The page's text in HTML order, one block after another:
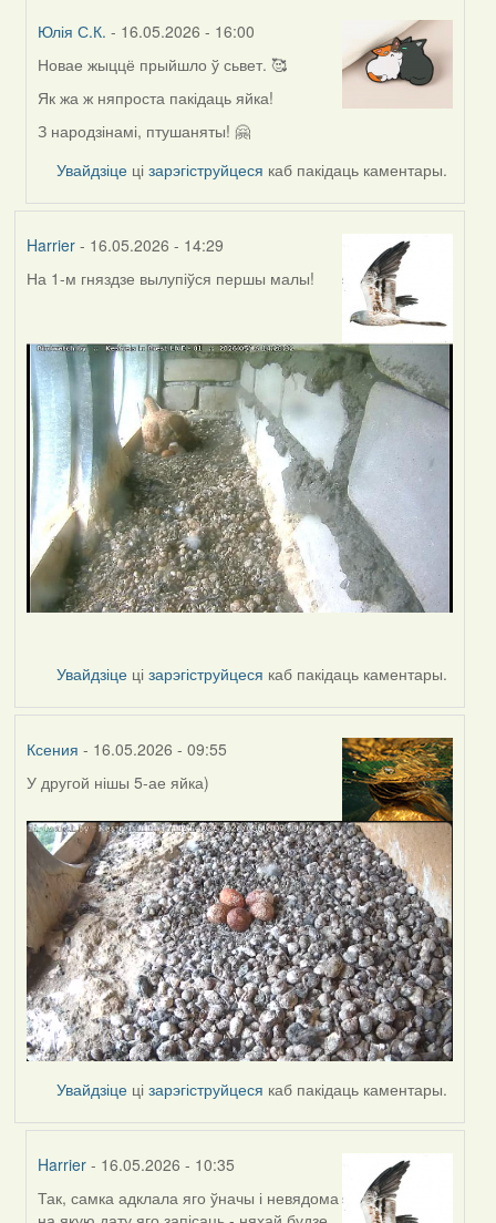
Юлія С.К. - 16.05.2026 - 16:00
In
reply
by
Harrier
Новае жыццё прыйшло ў сьвет. 🥰
Як жа ж няпроста пакідаць яйка!
З народзінамі, птушаняты! 🤗
Увайдзіце цізарэгіструйцеся каб пакідаць каментары.
Harrier- 16.05.2026 - 14:29
На 1-м гняздзе вылупіўся першы малы!
Увайдзіце цізарэгіструйцеся каб пакідаць каментары.
Ксения - 16.05.2026 - 09:55
У другой нішы 5-ае яйка)
Увайдзіце цізарэгіструйцеся каб пакідаць каментары.
Harrier - 16.05.2026 - 10:35
In
Так, самка адклала яго ўначы і невядома